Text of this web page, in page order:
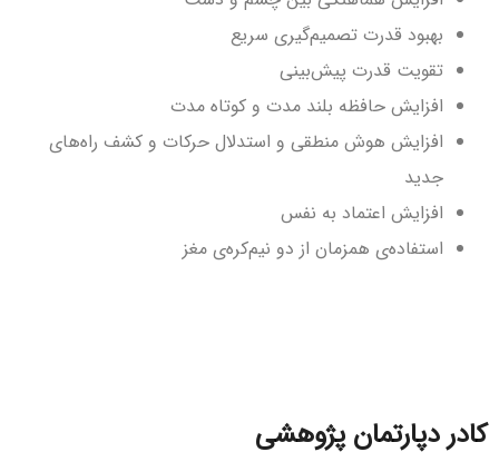
بهبود قدرت تصمیم‌گیری سریع
تقویت قدرت پیش‌بینی
افزایش حافظه بلند مدت و کوتاه مدت
افزایش هوش منطقی و استدلال حرکات و کشف راه‌های
جدید
افزایش اعتماد به نفس
استفاده‌ی همزمان از دو نیم‌کره‌ی مغز
کادر دپارتمان پژوهشی